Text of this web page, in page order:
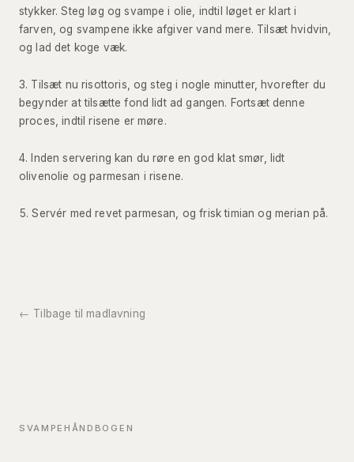
stykker. Steg løg og svampe i olie, indtil løget er klart i
farven, og svampene ikke afgiver vand mere. Tilsæt hvidvin,
og lad det koge væk.
Tilsæt nu risottoris, og steg i nogle minutter, hvorefter du
begynder at tilsætte fond lidt ad gangen. Fortsæt denne
proces, indtil risene er møre.
Inden servering kan du røre en god klat smør, lidt
olivenolie og parmesan i risene.
Servér med revet parmesan, og frisk timian og merian på.
← Tilbage til madlavning
SVAMPEHÅNDBOGEN